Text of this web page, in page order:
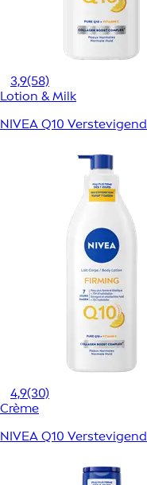
3,9(58)
Lotion & Milk
NIVEA Q10
4,9(30)
Crème
NIVEA Q10